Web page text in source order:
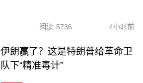
阅读 5736 4小时前
伊朗赢了？这是特朗普给革命卫
队下“精准毒计”